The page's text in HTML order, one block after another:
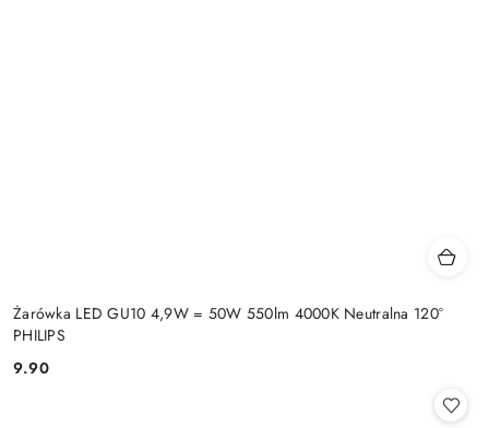
Żarówka LED GU10 4,9W = 50W 550lm 4000K Neutralna 120°
PHILIPS
Cena:
9.90